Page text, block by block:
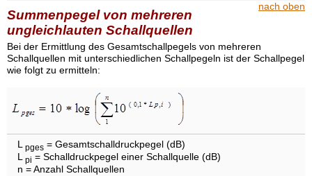
nach oben
Summenpegel von mehreren
ungleichlauten Schallquellen
Bei der Ermittlung des Gesamtschallpegels von mehreren
Schallquellen mit unterschiedlichen Schallpegeln ist der Schallpegel
wie folgt zu ermitteln:
L pges = Gesamtschalldruckpegel (dB)
L pi = Schalldruckpegel einer Schallquelle (dB)
n = Anzahl Schallquellen